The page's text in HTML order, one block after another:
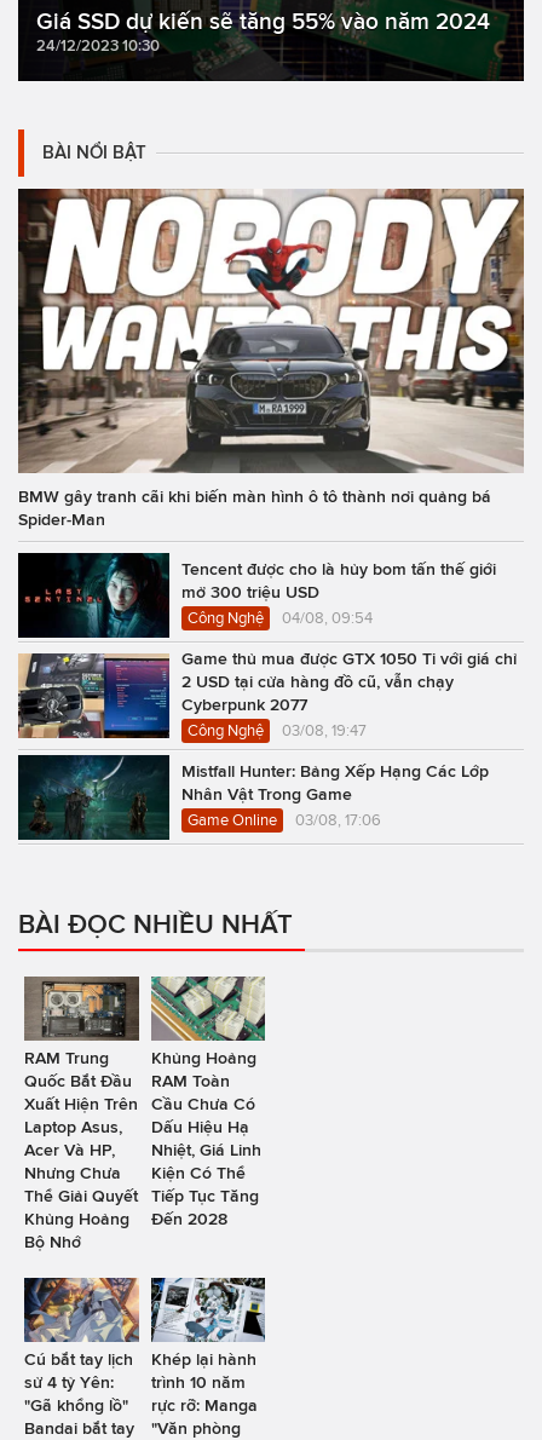
Giá SSD dự kiến sẽ tăng 55% vào năm 2024
24/12/2023 10:30
BÀI NỔI BẬT
BMW gây tranh cãi khi biến màn hình ô tô thành nơi quảng bá
Spider-Man
Tencent được cho là hủy bom tấn thế giới
mở 300 triệu USD
Công Nghệ 04/08, 09:54
Game thủ mua được GTX 1050 Ti với giá chỉ
2 USD tại cửa hàng đồ cũ, vẫn chạy
Cyberpunk 2077
Công Nghệ 03/08, 19:47
Mistfall Hunter: Bảng Xếp Hạng Các Lớp
Nhân Vật Trong Game
Game Online 03/08, 17:06
BÀI ĐỌC NHIỀU NHẤT
RAM Trung
Quốc Bắt Đầu
Xuất Hiện Trên
Laptop Asus,
Acer Và HP,
Nhưng Chưa
Thể Giải Quyết
Khủng Hoảng
Bộ Nhớ
Khủng Hoảng
RAM Toàn
Cầu Chưa Có
Dấu Hiệu Hạ
Nhiệt, Giá Linh
Kiện Có Thể
Tiếp Tục Tăng
Đến 2028
Cú bắt tay lịch
sử 4 tỷ Yên:
"Gã khổng lồ"
Bandai bắt tay
Khép lại hành
trình 10 năm
rực rỡ: Manga
"Văn phòng